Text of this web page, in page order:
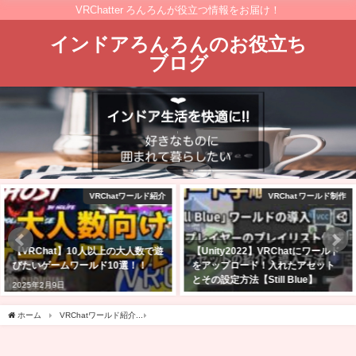
VRChatter ろんろんが役立つ情報をお届け！
インドアろんろんのお役立ち
ブログ
VRChat ワールド制作
【Unity2022】VRChatにワールド
をアップロード！入れたアセット
とその設定方法【Still Blue】
amazon
2025年Amazonブラックフライデ
ーセール商品はどれ？私の気にな
ったセール品を紹介
ホーム VRChatワールド紹介